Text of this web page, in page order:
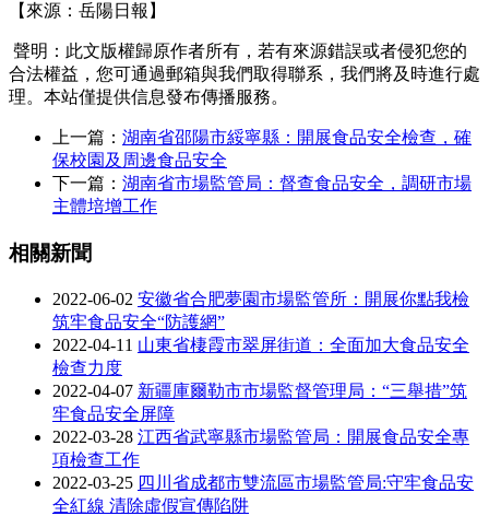
【來源：岳陽日報】
聲明：此文版權歸原作者所有，若有來源錯誤或者侵犯您的
合法權益，您可通過郵箱與我們取得聯系，我們將及時進行處
理。本站僅提供信息發布傳播服務。
上一篇： 湖南省邵陽市綏寧縣：開展食品安全檢查，確
保校園及周邊食品安全
下一篇： 湖南省市場監管局：督查食品安全，調研市場
主體培增工作
相關新聞
2022-06-02 安徽省合肥夢園市場監管所：開展你點我檢
筑牢食品安全“防護網”
2022-04-11 山東省棲霞市翠屏街道：全面加大食品安全
檢查力度
2022-04-07 新疆庫爾勒市市場監督管理局：“三舉措”筑
牢食品安全屏障
2022-03-28 江西省武寧縣市場監管局：開展食品安全專
項檢查工作
2022-03-25 四川省成都市雙流區市場監管局:守牢食品安
全紅線 清除虛假宣傳陷阱